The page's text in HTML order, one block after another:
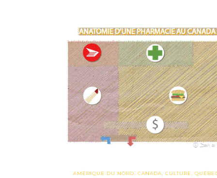
AMÉRIQUE DU NORD, CANADA, CULTURE,